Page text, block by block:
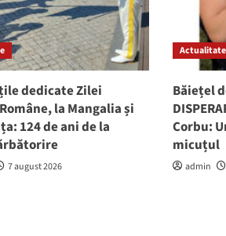
dedicate Zilei
la Mangalia și
124 de ani de la
7 august 2026
Actualitate
Băiețel
Corbu:
micuțul
admin